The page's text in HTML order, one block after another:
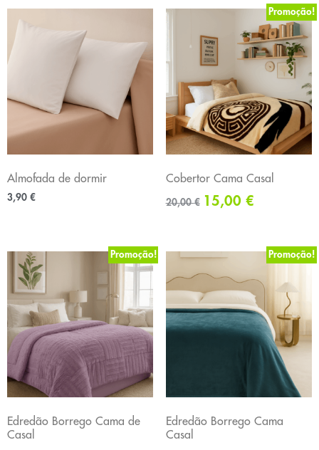
Almofada de dormir
3,90 €
Promoção!
Cobertor Cama Casal
20,00€ 15,00 €
Promoção!
Edredão Borrego Cama de
Casal
Promoção!
Edredão Borrego Cama
Casal